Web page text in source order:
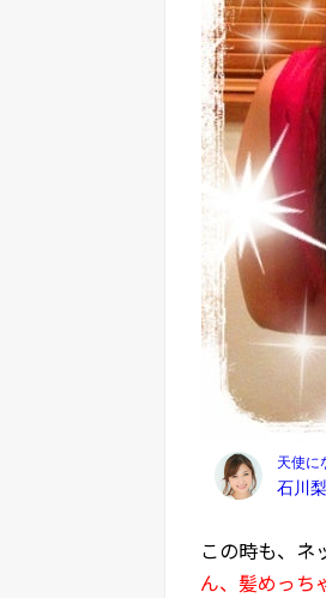
この時も、ネ
ん、髪めっち